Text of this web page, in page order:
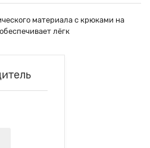
материала с крюками на
лёгк